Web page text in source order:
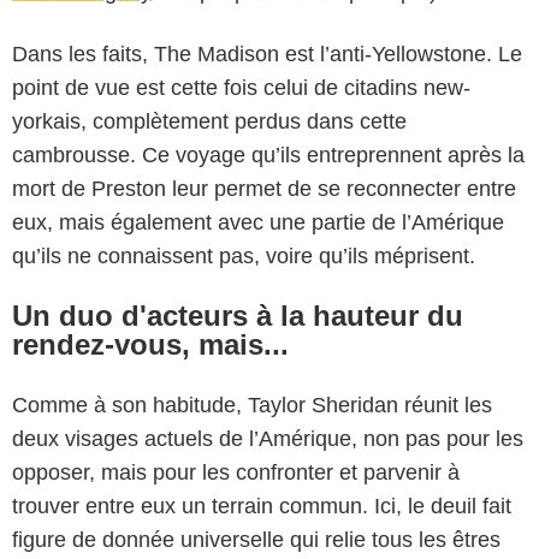
Dans les faits, The Madison est l’anti-Yellowstone. Le
point de vue est cette fois celui de citadins new-
yorkais, complètement perdus dans cette
cambrousse. Ce voyage qu’ils entreprennent après la
mort de Preston leur permet de se reconnecter entre
eux, mais également avec une partie de l’Amérique
qu’ils ne connaissent pas, voire qu’ils méprisent.
Un duo d'acteurs à la hauteur du
rendez-vous, mais...
Comme à son habitude, Taylor Sheridan réunit les
deux visages actuels de l’Amérique, non pas pour les
opposer, mais pour les confronter et parvenir à
trouver entre eux un terrain commun. Ici, le deuil fait
figure de donnée universelle qui relie tous les êtres